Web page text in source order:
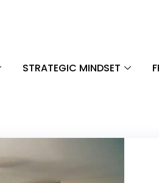
STRATEGIC MINDSET